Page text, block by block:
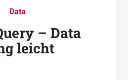
Data
– Data
leicht